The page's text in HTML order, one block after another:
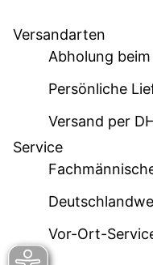
Versandarten
Abholung
Persönliche
Versand per
Service
Vor-Ort-